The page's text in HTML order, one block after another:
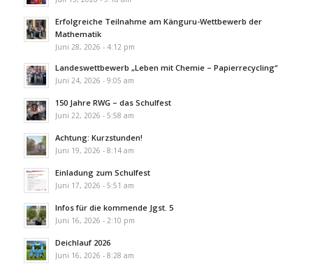
Erfolgreiche Teilnahme am Känguru-Wettbewerb der
Mathematik
Juni 28, 2026 - 4:12 pm
Landeswettbewerb „Leben mit Chemie – Papierrecycling“
Juni 24, 2026 - 9:05 am
150 Jahre RWG – das Schulfest
Juni 22, 2026 - 5:58 am
Achtung: Kurzstunden!
Juni 19, 2026 - 8:14 am
Einladung zum Schulfest
Juni 17, 2026 - 5:51 am
Infos für die kommende Jgst. 5
Juni 16, 2026 - 2:10 pm
Deichlauf 2026
Juni 16, 2026 - 8:28 am